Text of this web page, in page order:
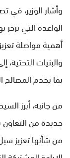
وأشار الوزير، في
الواعدة التي تزخر
أهمية مواصلة
والبنيات
بما يخدم المصالح
من جانبه، أبرز
جديدة من التعاون
من شأنها تعزيز سبل